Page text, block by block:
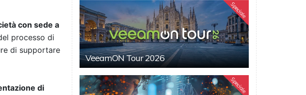
con sede a
processo di
di supportare
di
Speciale
VeeamON Tour 2026
Speciale